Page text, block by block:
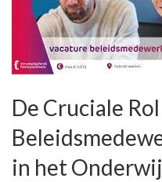
De Cruciale
in het